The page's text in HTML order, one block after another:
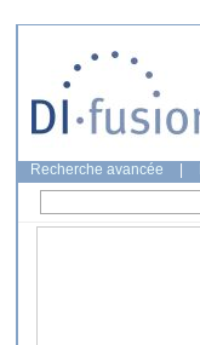
Recherche avancée